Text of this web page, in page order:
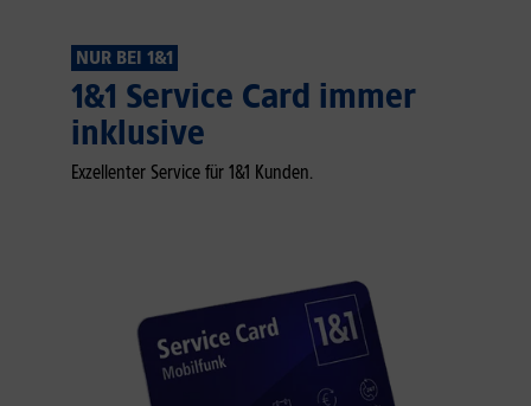
NUR BEI 1&1
1&1 Service Card immer
inklusive
Exzellenter Service für 1&1 Kunden.